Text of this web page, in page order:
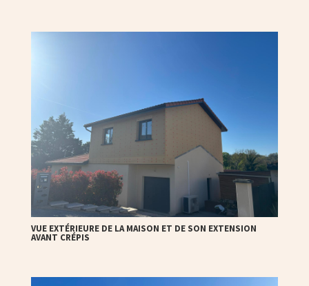
VUE EXTÉRIEURE DE LA MAISON ET DE SON EXTENSION
AVANT CRÉPIS